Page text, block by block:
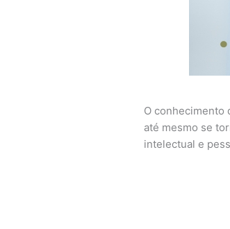
O conhecimento
até mesmo se
intelectual e